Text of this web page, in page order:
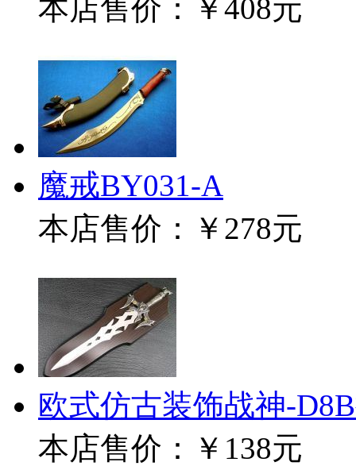
本店售价：
￥408元
魔戒BY031-A
本店售价：
￥278元
欧式仿古装饰战神-
本店售价：
￥138元